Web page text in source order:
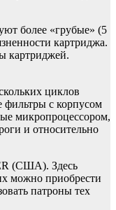
более «грубые» (5
картриджа.
картриджей.
циклов
фильтры с корпусом
микропроцессором,
и относительно
(США). Здесь
можно приобрести
патроны тех